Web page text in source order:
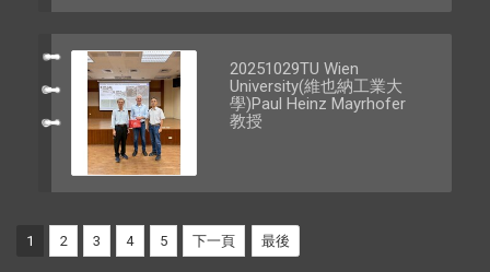
20251029TU Wien
University(維也納工業大
學)Paul Heinz Mayrhofer
教授
1 2 3 4 5 下一頁 最後